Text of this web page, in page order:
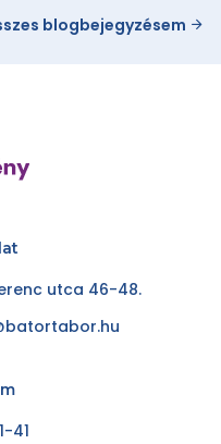
blogbejegyzésem
utca 46-48.
41